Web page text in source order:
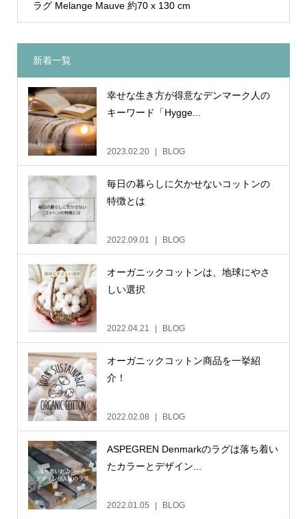
ラグ Melange Mauve 約70 x 130 cm
新着一覧
幸せな生き方が得意なデンマーク人の
キーワード「Hygge...
2023.02.20 BLOG
毎日の暮らしに欠かせないコットンの
特徴とは
2022.09.01 BLOG
オーガニックコットンは、地球にやさ
しい選択
2022.04.21 BLOG
オーガニックコットン商品を一挙紹
介！
2022.02.08 BLOG
ASPEGREN Denmarkのラグは落ち着い
たカラーとデザイン...
2022.01.05 BLOG